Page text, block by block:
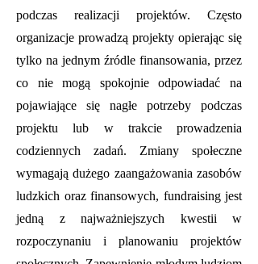
podczas realizacji projektów. Często
organizacje prowadzą projekty opierając się
tylko na jednym źródle finansowania, przez
co nie mogą spokojnie odpowiadać na
pojawiające się nagłe potrzeby podczas
projektu lub w trakcie prowadzenia
codziennych zadań. Zmiany społeczne
wymagają dużego zaangażowania zasobów
ludzkich oraz finansowych, fundraising jest
jedną z najważniejszych kwestii w
rozpoczynaniu i planowaniu projektów